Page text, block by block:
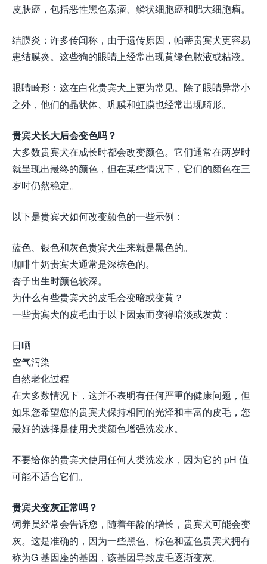
皮肤癌，包括恶性黑色素瘤、鳞状细胞癌和肥大细胞瘤。
结膜炎：许多传闻称，由于遗传原因，帕蒂贵宾犬更容易
患结膜炎。这些狗的眼睛上经常出现黄绿色脓液或粘液。
眼睛畸形：这在白化贵宾犬上更为常见。除了眼睛异常小
之外，他们的晶状体、巩膜和虹膜也经常出现畸形。
贵宾犬长大后会变色吗？
大多数贵宾犬在成长时都会改变颜色。它们通常在两岁时
就呈现出最终的颜色，但在某些情况下，它们的颜色在三
岁时仍然稳定。
以下是贵宾犬如何改变颜色的一些示例：
蓝色、银色和灰色贵宾犬生来就是黑色的。
咖啡牛奶贵宾犬通常是深棕色的。
杏子出生时颜色较深。
为什么有些贵宾犬的皮毛会变暗或变黄？
一些贵宾犬的皮毛由于以下因素而变得暗淡或发黄：
日晒
空气污染
自然老化过程
在大多数情况下，这并不表明有任何严重的健康问题，但
如果您希望您的贵宾犬保持相同的光泽和丰富的皮毛，您
最好的选择是使用犬类颜色增强洗发水。
不要给你的贵宾犬使用任何人类洗发水，因为它的 pH 值
可能不适合它们。
贵宾犬变灰正常吗？
饲养员经常会告诉您，随着年龄的增长，贵宾犬可能会变
灰。这是准确的，因为一些黑色、棕色和蓝色贵宾犬拥有
称为G 基因座的基因，该基因导致皮毛逐渐变灰。